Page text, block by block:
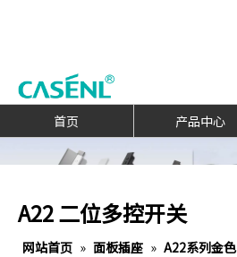
首页 产品中心
A22 二位多控开关
网站首页 » 面板插座 » A22系列金色